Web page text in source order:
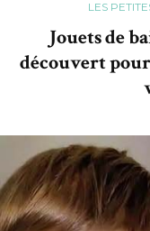
LES
Jouets de
découvert